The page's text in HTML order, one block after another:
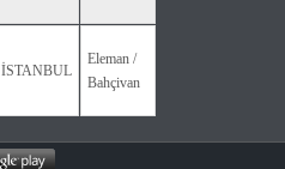
İSTANBUL
Eleman /
Bahçivan